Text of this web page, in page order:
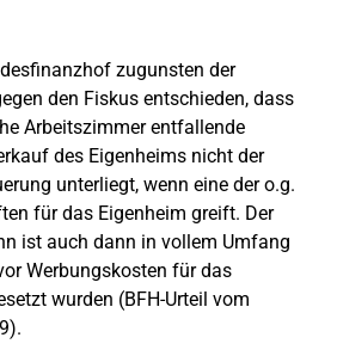
zugunsten der
den Fiskus entschieden, dass
Arbeitszimmer entfallende
des Eigenheims nicht der
unterliegt, wenn eine der o.g.
für das Eigenheim greift. Der
ist auch dann in vollem Umfang
Werbungskosten für das
wurden (BFH-Urteil vom